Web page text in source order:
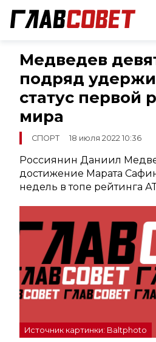
Медведев
подряд
статус первой
мира
СПОРТ 18 июля 2022 10:36
Россиянин Даниил
достижение Марата
недель в топе рейтинга
Источник картинки: Baltphoto